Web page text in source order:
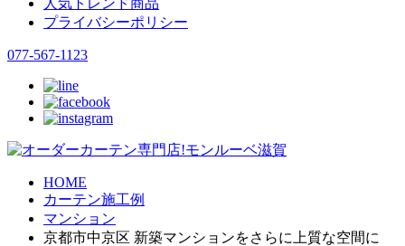
プライバシーポリシー
077-567-1123
HOME
カーテン施工例
マンション
京都市中京区 新築マンションをさらに上質な空間に